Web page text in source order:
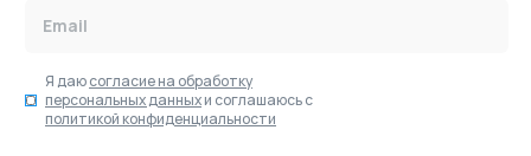
Email
Я даюсогласие на обработку
персональных данныхи соглашаюсь с
политикой конфиденциальности